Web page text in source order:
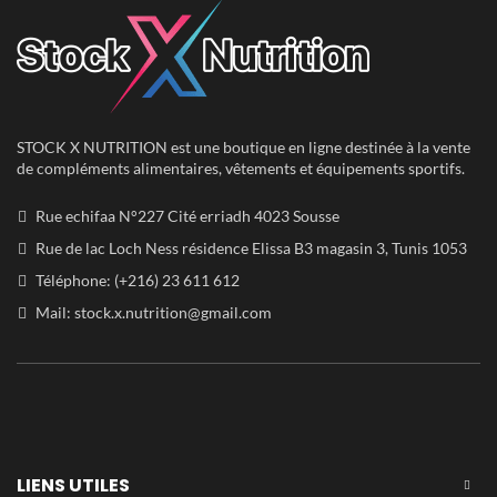
STOCK X NUTRITION est une boutique en ligne destinée à la vente
de compléments alimentaires, vêtements et équipements sportifs.
Rue echifaa N°227 Cité erriadh 4023 Sousse
Rue de lac Loch Ness résidence Elissa B3 magasin 3, Tunis 1053
Téléphone: (+216) 23 611 612
Mail: stock.x.nutrition@gmail.com
LIENS UTILES